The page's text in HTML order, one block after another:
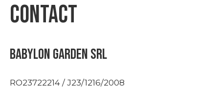
Contact
Babylon Garden srl
RO23722214 / J23/1216/2008